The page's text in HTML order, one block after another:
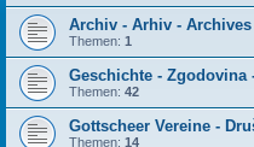
Archiv - Arhiv - Archives
Themen: 1
Geschichte - Zgodovina
Themen: 42
Gottscheer Vereine -
Themen: 14